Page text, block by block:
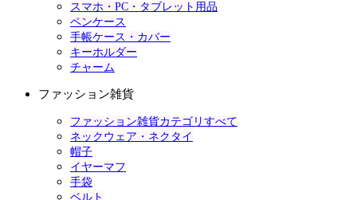
スマホ・PC・タブレット用品
ペンケース
手帳ケース・カバー
キーホルダー
チャーム
ファッション雑貨
ファッション雑貨カテゴリすべて
ネックウェア・ネクタイ
帽子
イヤーマフ
手袋
ベルト